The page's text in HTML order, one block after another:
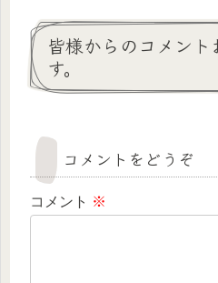
皆様からのコメント
す。
コメントをどうぞ
コメント ※